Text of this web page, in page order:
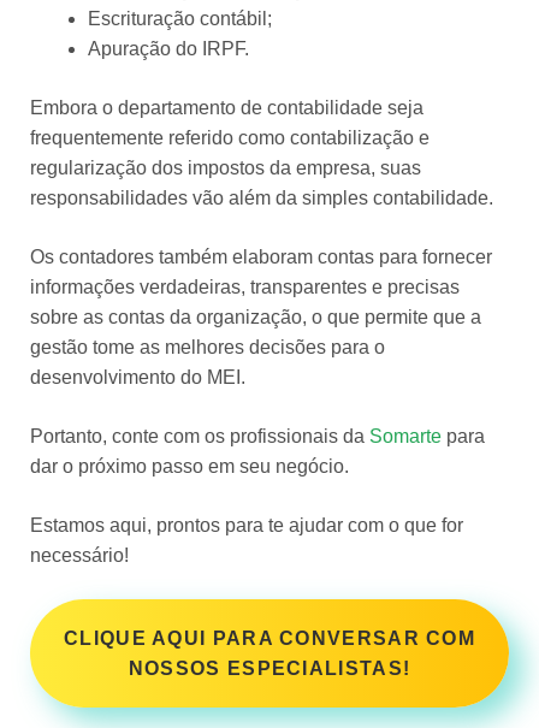
Escrituração contábil;
Apuração do IRPF.
Embora o departamento de contabilidade seja
frequentemente referido como contabilização e
regularização dos impostos da empresa, suas
responsabilidades vão além da simples contabilidade.
Os contadores também elaboram contas para fornecer
informações verdadeiras, transparentes e precisas
sobre as contas da organização, o que permite que a
gestão tome as melhores decisões para o
desenvolvimento do MEI.
Portanto, conte com os profissionais da Somarte para
dar o próximo passo em seu negócio.
Estamos aqui, prontos para te ajudar com o que for
necessário!
CLIQUE AQUI PARA CONVERSAR COM
NOSSOS ESPECIALISTAS!